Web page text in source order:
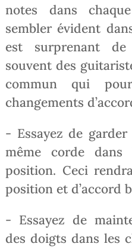
notes dans
sembler évident
est surprenant de
souvent des
commun qui
changements
- Essayez de
même corde dans
position. Ceci
position et d’accord
- Essayez de
des doigts dans les